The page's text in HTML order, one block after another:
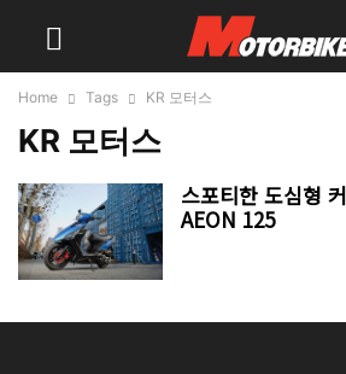
Home Tags KR 모터스
KR 모터스
스포티한 도심형
AEON 125